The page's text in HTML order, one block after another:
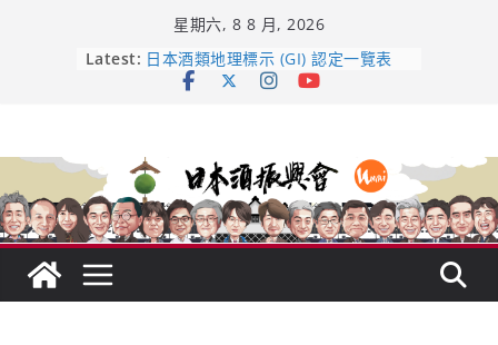
星期六, 8 8 月, 2026
Latest: 龜之井酒造：口說上手 – 山形純米大
吟釀的堅持與傳承 ～ くどき上手
響 𝟭𝟮 年 復活了!
【酒業商戰】130年老酒藏殺入股票
市場！梅乃宿上市背後的密碼